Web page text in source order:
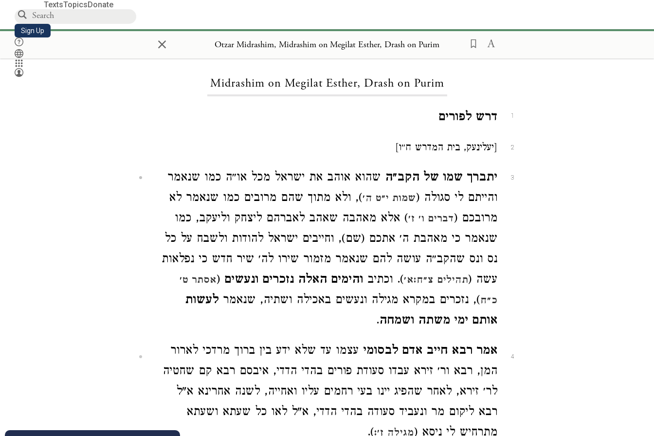
TextsTopicsDonate
Sign Up × Otzar Midrashim, Midrashim on Megilat Esther, Drash on Purim
Midrashim on Megilat Esther, Drash on Purim
1 דרש לפורים
2 [יעלינעק, בית המדרש ח״ו]
3 יתברך שמו של הקב״ה שהוא אוהב את ישראל מכל או״ה כמו שנאמר
והייתם לי סגולה (שמות י״ט ה׳), ולא מתוך שהם מרובים כמו שנאמר לא
מרובכם (דברים ו׳ ז׳) אלא מאהבה שאהב לאברהם ליצחק וליעקב, כמו
שנאמר כי מאהבת ה׳ אתכם (שם), וחייבים ישראל להודות ולשבח על כל
נס ונס שהקב״ה עושה להם שנאמר מזמור שירו לה׳ שיר חדש כי נפלאות
עשה (תהילים צ״ח:א׳). וכתיב והימים האלה נזכרים ונעשים (אסתר ט׳
כ״ח), נזכרים במקרא מגילה ונעשים באכילה ושתיה, שנאמר לעשות
אותם ימי משתה ושמחה.
4 אמר רבא חייב אדם לבסומי עצמו עד שלא ידע בין ברוך מרדכי לארור
המן, רבא ור׳ זירא עבדו סעודת פורים בהדי הדדי, איבסם רבא קם שחטיה
לר׳ זירא, לאחר שהפיג יינו בעי רחמים עליו ואחייה, לשנה אחרינא א"ל
רבא ליקום מר ונעביד סעודה בהדי הדדי, א"ל לאו כל שעתא ושעתא